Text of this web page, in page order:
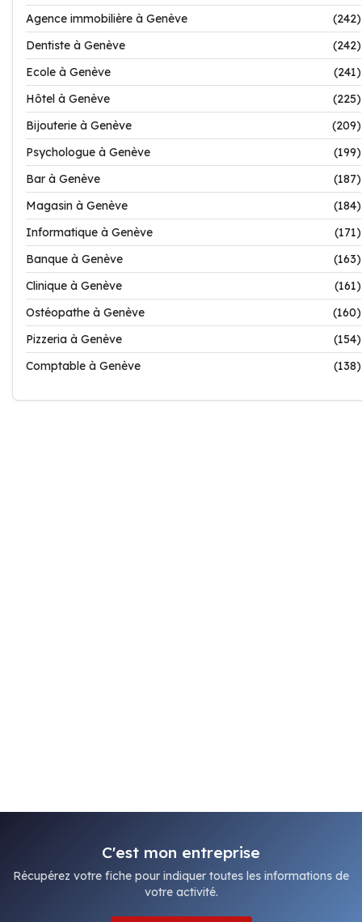
Agence immobilière à Genève
(242)
Dentiste à Genève
(242)
Ecole à Genève
(241)
Hôtel à Genève
(225)
Bijouterie à Genève
(209)
Psychologue à Genève
(199)
Bar à Genève
(187)
Magasin à Genève
(184)
Informatique à Genève
(171)
Banque à Genève
(163)
Clinique à Genève
(161)
Ostéopathe à Genève
(160)
Pizzeria à Genève
(154)
Comptable à Genève
(138)
C'est mon entreprise
Récupérez votre fiche pour indiquer toutes les informations de
votre activité.